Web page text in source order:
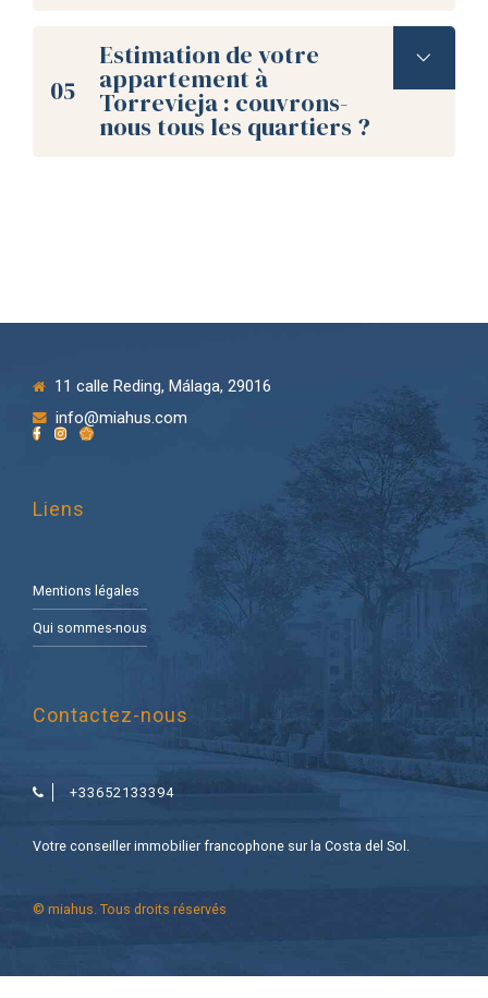
05
Estimation de votre
appartement à
Torrevieja : couvrons-
nous tous les quartiers ?
11 calle Reding, Málaga, 29016
info@miahus.com
Liens
Mentions légales
Qui sommes-nous
Contactez-nous
+33652133394
Votre conseiller immobilier francophone sur la Costa del Sol.
© miahus. Tous droits réservés